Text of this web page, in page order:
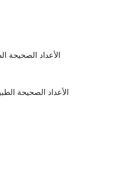
الأعداد الصحيحة
الأعداد الصحيحة